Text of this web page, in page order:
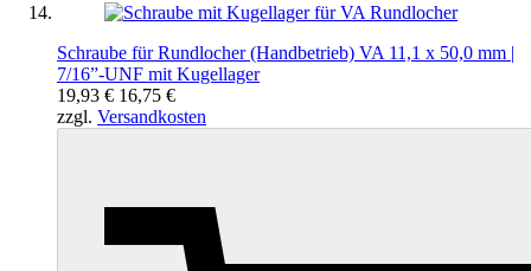
Schraube für Rundlocher (Handbetrieb) VA 11,1 x 50,0 mm |
7/16”-UNF mit Kugellager
19,93 € 16,75 €
zzgl. Versandkosten